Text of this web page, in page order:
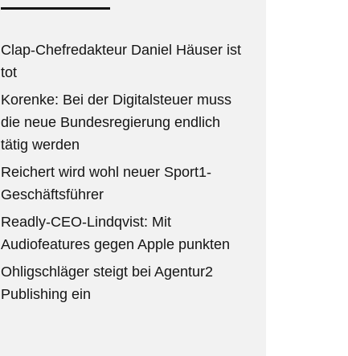
Clap-Chefredakteur Daniel Häuser ist
tot
Korenke: Bei der Digitalsteuer muss
die neue Bundesregierung endlich
tätig werden
Reichert wird wohl neuer Sport1-
Geschäftsführer
Readly-CEO-Lindqvist: Mit
Audiofeatures gegen Apple punkten
Ohligschläger steigt bei Agentur2
Publishing ein